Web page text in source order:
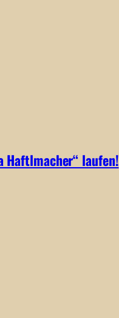
Haftlmacher“ laufen!